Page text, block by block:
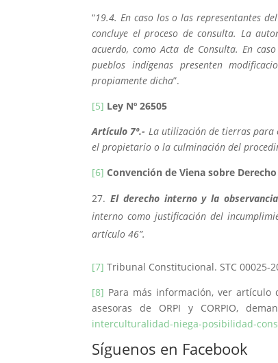
“19.4. En caso los o las representantes
concluye el proceso de consulta. La
acuerdo, como Acta de Consulta. En
pueblos indígenas presenten
propiamente dicha”.
[5] Ley Nº 26505
Artículo 7º.- La utilización de tierras para
el propietario o la culminación del
[6] Convención de Viena sobre
El derecho interno y la
interno como justificación del
artículo 46”.
[7] Tribunal Constitucional. STC 00025-
[8] Para más información, ver artículo
asesoras de ORPI y CORPIO,
interculturalidad-niega-posibilidad-
Síguenos en Facebook